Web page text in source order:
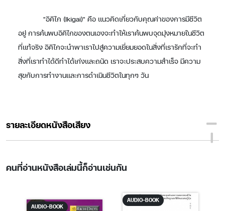
"อิคิไก (Ikigai)" คือ แนวคิดเกี่ยวกับคุณค่าของการมีชีวิต
อยู่ การค้นพบอิคิไกของตนเองจะทำให้เราค้นพบจุดมุ่งหมายในชีวิต
ที่แท้จริง อิคิไกจะนำพาเราไปสู่ความเยี่ยมยอดในสิ่งที่เรารักที่จะทำ
สิ่งที่เราทำได้ดีทำได้เก่งและถนัด เราจะประสบความสำเร็จ มีความ
สุขกับการทำงานและการดำเนินชีวิตในทุกๆ วัน
รายละเอียดหนังสือเสียง
คนที่อ่านหนังสือเล่มนี้ก็อ่านเช่นกัน
AUDIO-BOOK
AUDIO-BOOK